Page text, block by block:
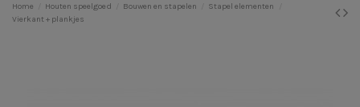
Home Houten speelgoed Bouwen en stapelen
Stapel elementen
Vierkant + plankjes